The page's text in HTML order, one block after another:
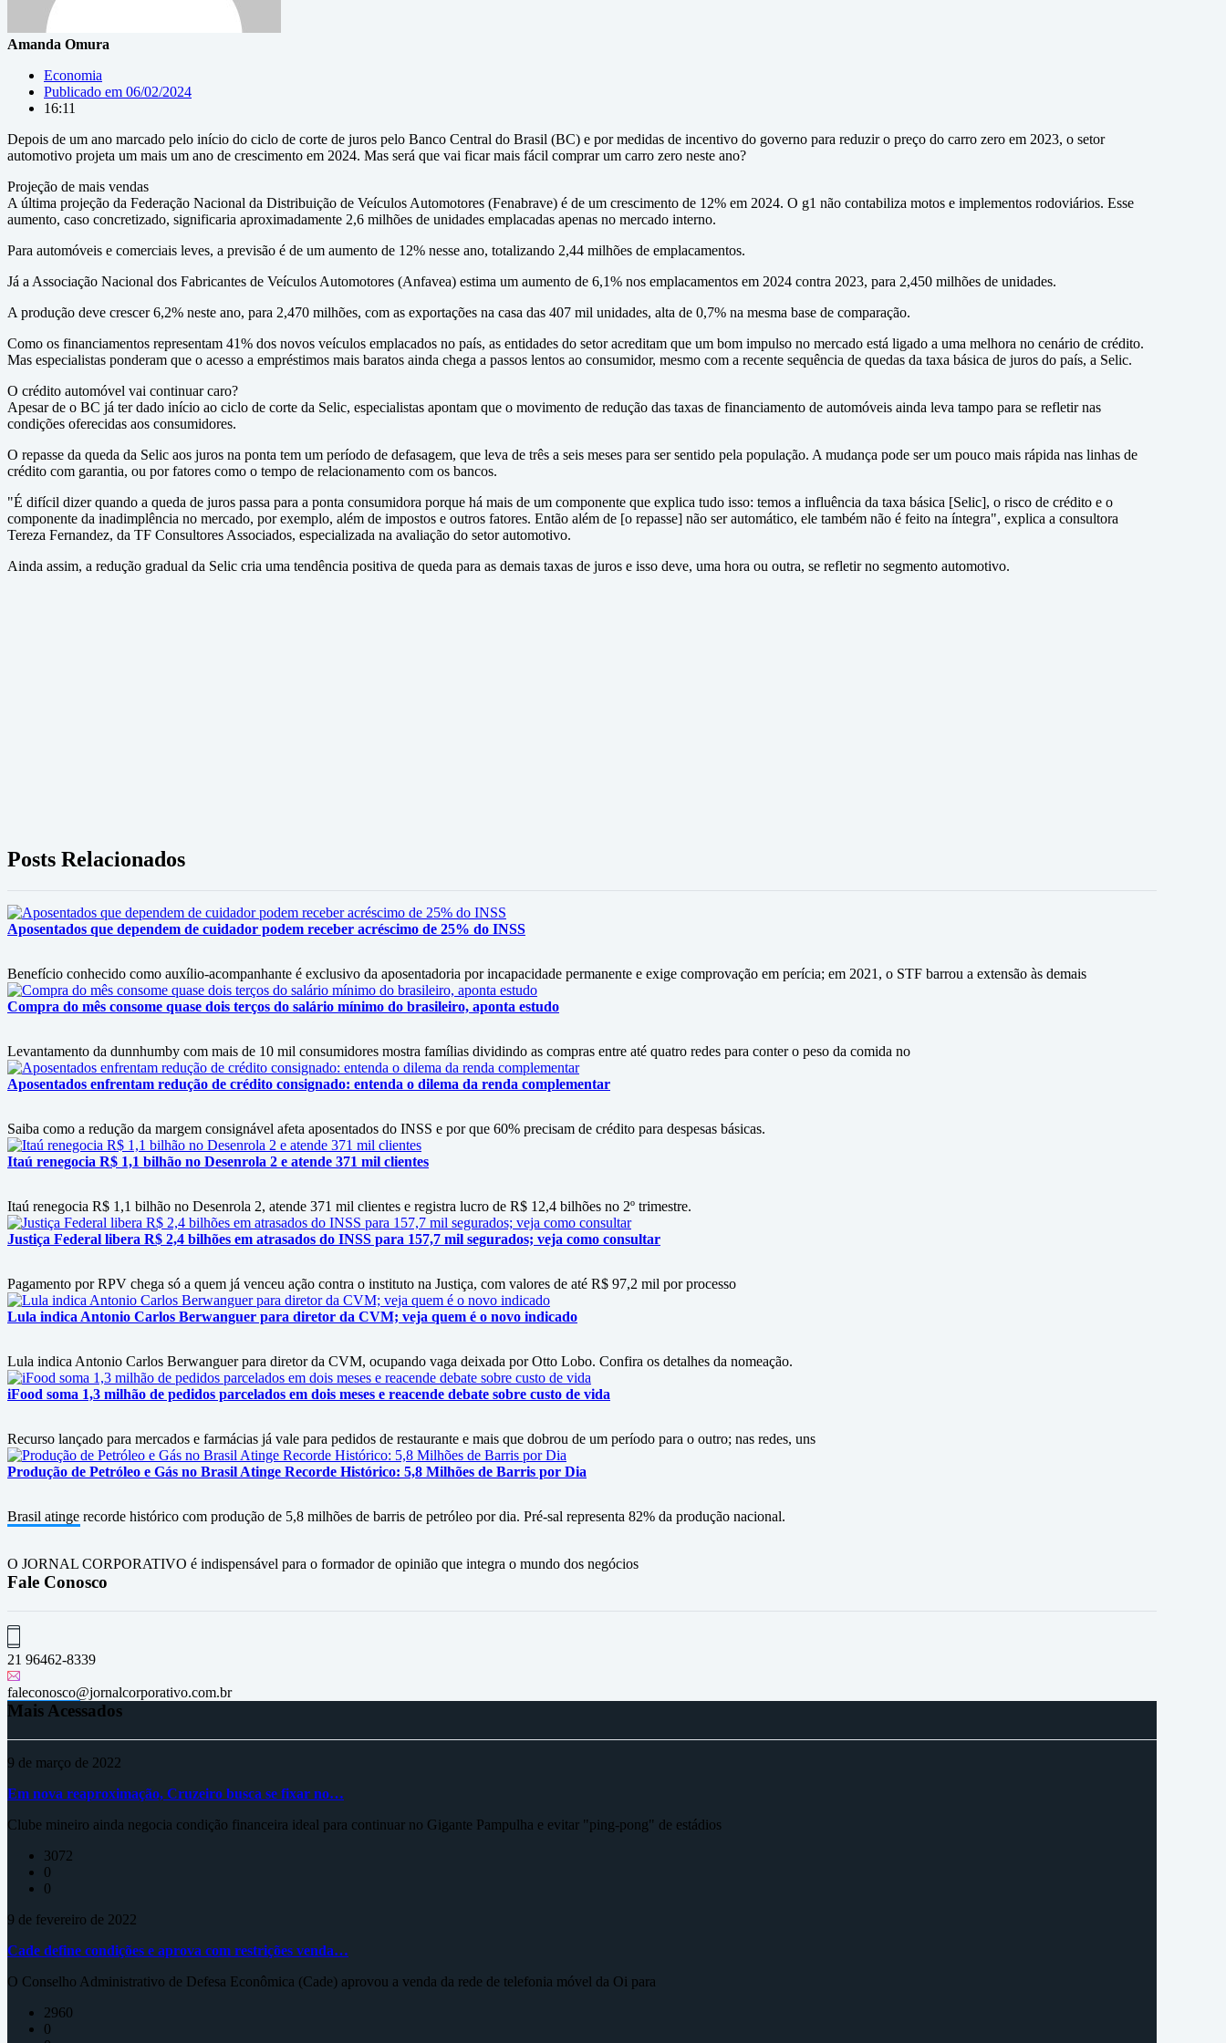
Amanda Omura
Economia
Publicado em 06/02/2024
16:11
Depois de um ano marcado pelo início do ciclo de corte de juros pelo Banco Central do Brasil (BC) e por medidas de incentivo do governo para reduzir o preço do carro zero em 2023, o setor
automotivo projeta um mais um ano de crescimento em 2024. Mas será que vai ficar mais fácil comprar um carro zero neste ano?
Projeção de mais vendas
A última projeção da Federação Nacional da Distribuição de Veículos Automotores (Fenabrave) é de um crescimento de 12% em 2024. O g1 não contabiliza motos e implementos rodoviários. Esse
aumento, caso concretizado, significaria aproximadamente 2,6 milhões de unidades emplacadas apenas no mercado interno.
Para automóveis e comerciais leves, a previsão é de um aumento de 12% nesse ano, totalizando 2,44 milhões de emplacamentos.
Já a Associação Nacional dos Fabricantes de Veículos Automotores (Anfavea) estima um aumento de 6,1% nos emplacamentos em 2024 contra 2023, para 2,450 milhões de unidades.
A produção deve crescer 6,2% neste ano, para 2,470 milhões, com as exportações na casa das 407 mil unidades, alta de 0,7% na mesma base de comparação.
Como os financiamentos representam 41% dos novos veículos emplacados no país, as entidades do setor acreditam que um bom impulso no mercado está ligado a uma melhora no cenário de crédito.
Mas especialistas ponderam que o acesso a empréstimos mais baratos ainda chega a passos lentos ao consumidor, mesmo com a recente sequência de quedas da taxa básica de juros do país, a Selic.
O crédito automóvel vai continuar caro?
Apesar de o BC já ter dado início ao ciclo de corte da Selic, especialistas apontam que o movimento de redução das taxas de financiamento de automóveis ainda leva tampo para se refletir nas
condições oferecidas aos consumidores.
O repasse da queda da Selic aos juros na ponta tem um período de defasagem, que leva de três a seis meses para ser sentido pela população. A mudança pode ser um pouco mais rápida nas linhas de
crédito com garantia, ou por fatores como o tempo de relacionamento com os bancos.
"É difícil dizer quando a queda de juros passa para a ponta consumidora porque há mais de um componente que explica tudo isso: temos a influência da taxa básica [Selic], o risco de crédito e o
componente da inadimplência no mercado, por exemplo, além de impostos e outros fatores. Então além de [o repasse] não ser automático, ele também não é feito na íntegra", explica a consultora
Tereza Fernandez, da TF Consultores Associados, especializada na avaliação do setor automotivo.
Ainda assim, a redução gradual da Selic cria uma tendência positiva de queda para as demais taxas de juros e isso deve, uma hora ou outra, se refletir no segmento automotivo.
Posts Relacionados
Aposentados que dependem de cuidador podem receber acréscimo de 25% do INSS
Benefício conhecido como auxílio-acompanhante é exclusivo da aposentadoria por incapacidade permanente e exige comprovação em perícia; em 2021, o STF barrou a extensão às demais
Compra do mês consome quase dois terços do salário mínimo do brasileiro, aponta estudo
Levantamento da dunnhumby com mais de 10 mil consumidores mostra famílias dividindo as compras entre até quatro redes para conter o peso da comida no
Aposentados enfrentam redução de crédito consignado: entenda o dilema da renda complementar
Saiba como a redução da margem consignável afeta aposentados do INSS e por que 60% precisam de crédito para despesas básicas.
Itaú renegocia R$ 1,1 bilhão no Desenrola 2 e atende 371 mil clientes
Itaú renegocia R$ 1,1 bilhão no Desenrola 2, atende 371 mil clientes e registra lucro de R$ 12,4 bilhões no 2º trimestre.
Justiça Federal libera R$ 2,4 bilhões em atrasados do INSS para 157,7 mil segurados; veja como consultar
Pagamento por RPV chega só a quem já venceu ação contra o instituto na Justiça, com valores de até R$ 97,2 mil por processo
Lula indica Antonio Carlos Berwanguer para diretor da CVM; veja quem é o novo indicado
Lula indica Antonio Carlos Berwanguer para diretor da CVM, ocupando vaga deixada por Otto Lobo. Confira os detalhes da nomeação.
iFood soma 1,3 milhão de pedidos parcelados em dois meses e reacende debate sobre custo de vida
Recurso lançado para mercados e farmácias já vale para pedidos de restaurante e mais que dobrou de um período para o outro; nas redes, uns
Produção de Petróleo e Gás no Brasil Atinge Recorde Histórico: 5,8 Milhões de Barris por Dia
Brasil atinge recorde histórico com produção de 5,8 milhões de barris de petróleo por dia. Pré-sal representa 82% da produção nacional.
O JORNAL CORPORATIVO é indispensável para o formador de opinião que integra o mundo dos negócios
Fale Conosco
21 96462-8339
faleconosco@jornalcorporativo.com.br
Mais Acessados
9 de março de 2022
Em nova reaproximação, Cruzeiro busca se fixar no…
Clube mineiro ainda negocia condição financeira ideal para continuar no Gigante Pampulha e evitar "ping-pong" de estádios
3072
0
0
9 de fevereiro de 2022
Cade define condições e aprova com restrições venda…
O Conselho Administrativo de Defesa Econômica (Cade) aprovou a venda da rede de telefonia móvel da Oi para
2960
0